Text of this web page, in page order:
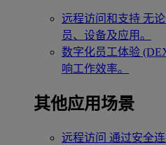
远程访问和支持 无
员、设备及应用。
数字化员工体验
响工作效率。
其他应用场景
远程访问 通过安全